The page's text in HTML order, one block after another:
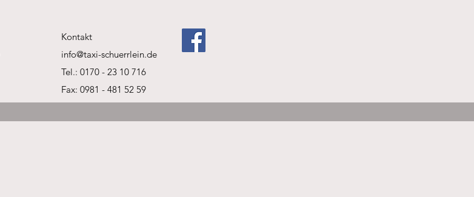
Kontakt
info@taxi-schuerrlein.de
Tel.: 0170 - 23 10 716
Fax: 0981 - 481 52 59